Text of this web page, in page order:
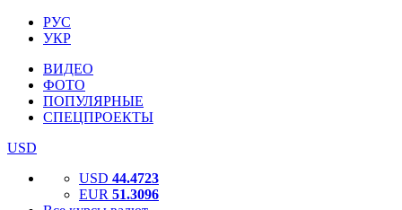
РУС
УКР
ВИДЕО
ФОТО
ПОПУЛЯРНЫЕ
СПЕЦПРОЕКТЫ
USD
USD 44.4723
EUR 51.3096